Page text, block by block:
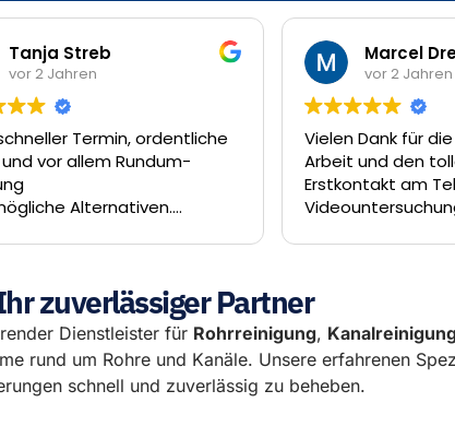
Marcel Drewes
vor 2 Jahren
Dank für die erstklassige
und den tollen Service! Vom
am Telefon, über die
am nächsten
laufen können. Das Team
Ferat und Enrico hat eine
Arbeit geleistet. Wir
Die Rohrreiniger GmbH
empfehlen.
Denis
vor 2 Jahren
Einen großen
der Rohrreiniger
50 Minuten nach
jemand vor Ort
zuverlässiger Partner
Dienstleister für Rohrreinigung,
rund um Rohre und Kanäle. Unsere erfahrenen
schnell und zuverlässig zu beheben.